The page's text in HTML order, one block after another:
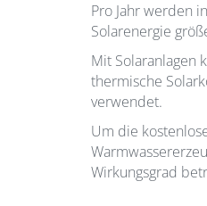
Pro Jahr werden
Solarenergie
Mit Solaranlagen
thermische
verwendet.
Um die
Wirkungsgrad